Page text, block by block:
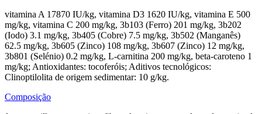
vitamina A 17870 IU/kg, vitamina D3 1620 IU/kg, vitamina E 500
mg/kg, vitamina C 200 mg/kg, 3b103 (Ferro) 201 mg/kg, 3b202
(Iodo) 3.1 mg/kg, 3b405 (Cobre) 7.5 mg/kg, 3b502 (Manganês)
62.5 mg/kg, 3b605 (Zinco) 108 mg/kg, 3b607 (Zinco) 12 mg/kg,
3b801 (Selénio) 0.2 mg/kg, L-carnitina 200 mg/kg, beta-caroteno 1
mg/kg; Antioxidantes: tocoferóis; Aditivos tecnológicos:
Clinoptilolita de origem sedimentar: 10 g/kg.
Composição